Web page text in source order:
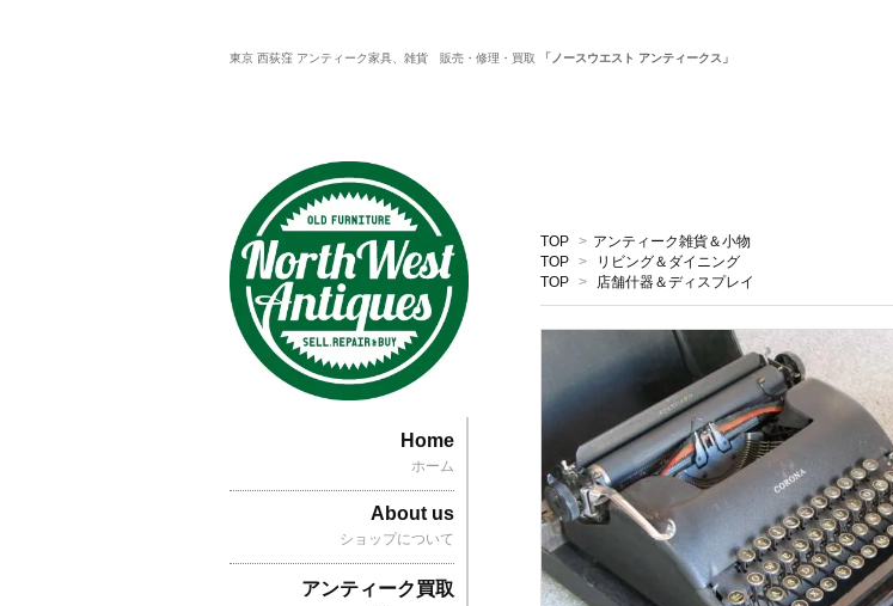
東京 西荻窪 アンティーク家具、雑貨 販売・修理・買取 「ノースウエスト アンティークス」
TOP > アンティーク雑貨＆小物
TOP >
リビング＆ダイニング
TOP > 店舗什器＆ディスプレイ
Home
ホーム
About us
ショップについて
アンティーク買取